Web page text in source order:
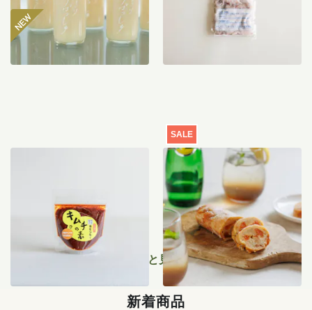
1,456
SALE
【特別価格】瀬戸内レモン
のサマーシュトーレン 200g
2,519 円
もっと見る
新着商品